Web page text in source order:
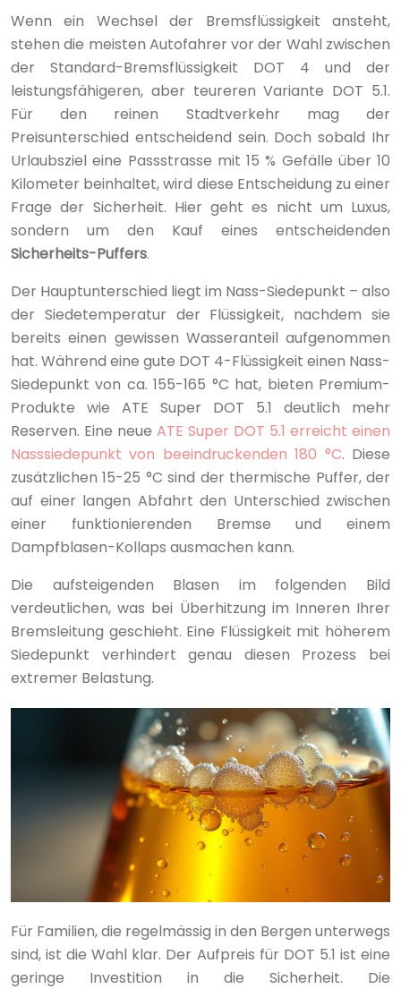
Wenn ein Wechsel der Bremsflüssigkeit ansteht,
stehen die meisten Autofahrer vor der Wahl zwischen
der Standard-Bremsflüssigkeit DOT 4 und der
leistungsfähigeren, aber teureren Variante DOT 5.1.
Für den reinen Stadtverkehr mag der
Preisunterschied entscheidend sein. Doch sobald Ihr
Urlaubsziel eine Passstrasse mit 15 % Gefälle über 10
Kilometer beinhaltet, wird diese Entscheidung zu einer
Frage der Sicherheit. Hier geht es nicht um Luxus,
sondern um den Kauf eines entscheidenden
Sicherheits-Puffers.
Der Hauptunterschied liegt im Nass-Siedepunkt – also
der Siedetemperatur der Flüssigkeit, nachdem sie
bereits einen gewissen Wasseranteil aufgenommen
hat. Während eine gute DOT 4-Flüssigkeit einen Nass-
Siedepunkt von ca. 155-165 °C hat, bieten Premium-
Produkte wie ATE Super DOT 5.1 deutlich mehr
Reserven. Eine neue ATE Super DOT 5.1 erreicht einen
Nasssiedepunkt von beeindruckenden 180 °C. Diese
zusätzlichen 15-25 °C sind der thermische Puffer, der
auf einer langen Abfahrt den Unterschied zwischen
einer funktionierenden Bremse und einem
Dampfblasen-Kollaps ausmachen kann.
Die aufsteigenden Blasen im folgenden Bild
verdeutlichen, was bei Überhitzung im Inneren Ihrer
Bremsleitung geschieht. Eine Flüssigkeit mit höherem
Siedepunkt verhindert genau diesen Prozess bei
extremer Belastung.
Für Familien, die regelmässig in den Bergen unterwegs
sind, ist die Wahl klar. Der Aufpreis für DOT 5.1 ist eine
geringe Investition in die Sicherheit. Die